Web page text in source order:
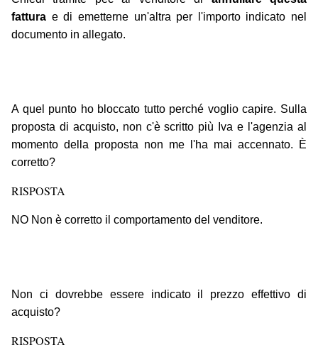
fattura e di emetterne un'altra per l'importo indicato nel
documento in allegato.
A quel punto ho bloccato tutto perché voglio capire. Sulla
proposta di acquisto, non c'è scritto più Iva e l'agenzia al
momento della proposta non me l'ha mai accennato. È
corretto?
RISPOSTA
NO Non è corretto il comportamento del venditore.
Non ci dovrebbe essere indicato il prezzo effettivo di
acquisto?
RISPOSTA